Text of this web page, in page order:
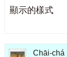
顯示的樣式
Chāi-chá